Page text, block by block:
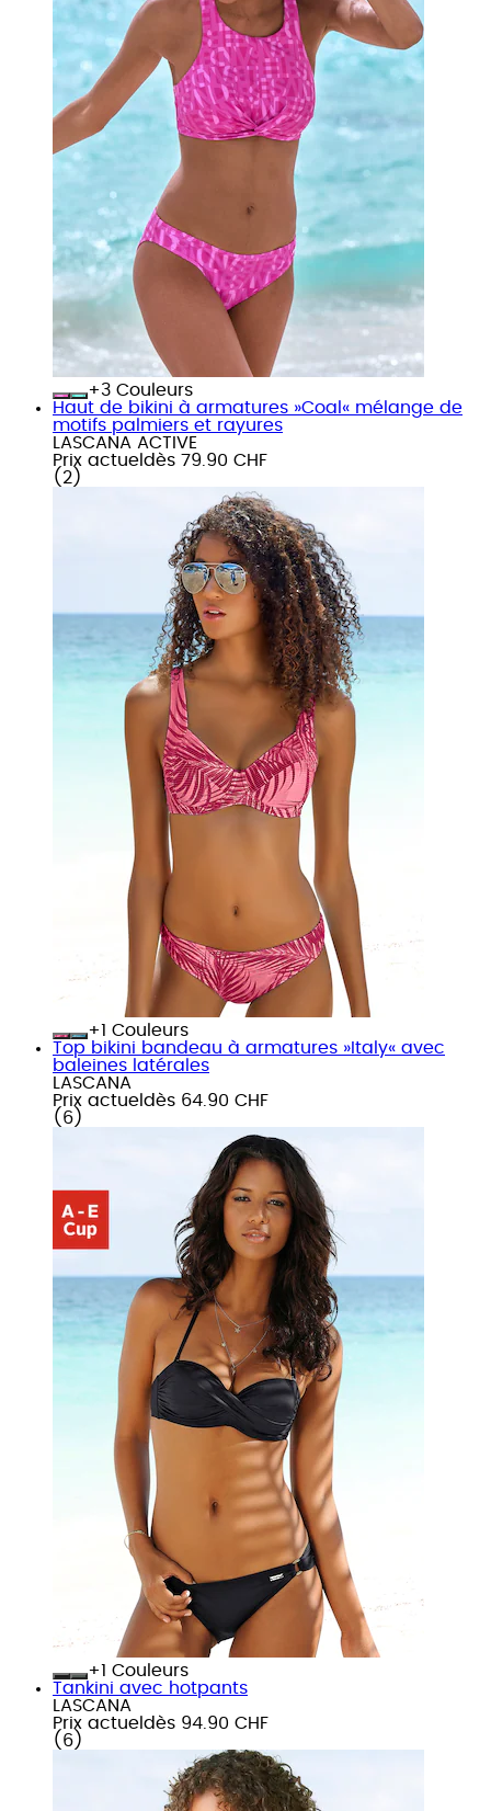
+
Couleurs
Haut de bikini à armatures »Coal« mélange de
motifs palmiers et rayures
LASCANA ACTIVE
Prix actuel dès 79.90 CHF
( 2 )
+
Couleurs
Top bikini bandeau à armatures »Italy« avec
baleines latérales
LASCANA
Prix actuel dès 64.90 CHF
( 6 )
+
Couleurs
Tankini avec hotpants
LASCANA
Prix actuel dès 94.90 CHF
( 6 )